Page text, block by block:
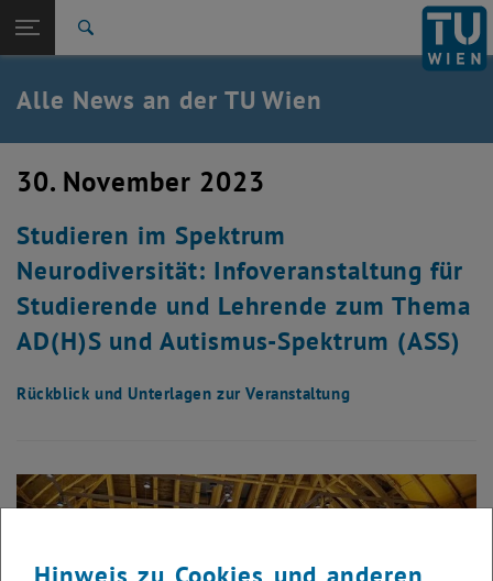
TU Login
Quicklinks
Quicklinks-Menü umschalten
Studium
Karriere
Zurück: Subseiten von TU Wien Startseite auflisten
Zurück zur letzten Ebene:
TU Wien Startseite
Übersicht
Alle News an der TU Wien
30. November 2023
Studieren im Spektrum
Neurodiversität: Infoveranstaltung für
Studierende und Lehrende zum Thema
AD(H)S und Autismus-Spektrum (ASS)
Rückblick und Unterlagen zur Veranstaltung